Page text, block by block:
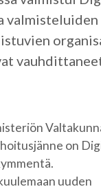
on
uuden